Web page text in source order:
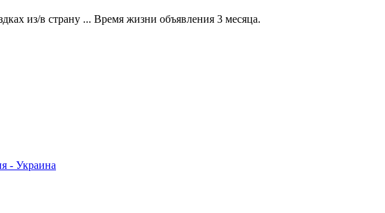
из/в страну ... Время жизни объявления 3 месяца.
- Украина